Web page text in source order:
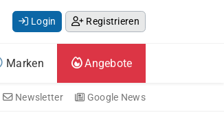
Login Registrieren
Marken Angebote
Newsletter Google News